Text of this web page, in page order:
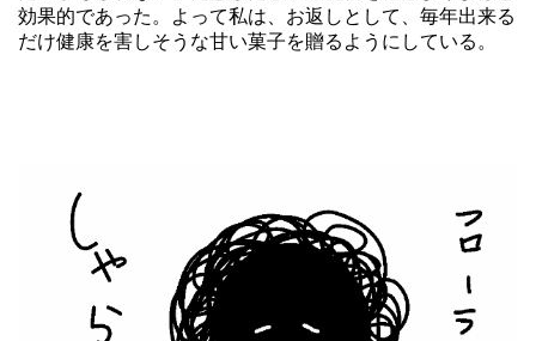
効果的であった。よって私は、お返しとして、毎年出来る
だけ健康を害しそうな甘い菓子を贈るようにしている。